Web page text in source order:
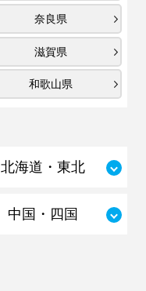
奈良県
滋賀県
和歌山県
北海道・東北
中国・四国